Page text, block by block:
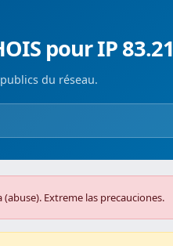
pour IP
du réseau.
Extreme las precauciones.